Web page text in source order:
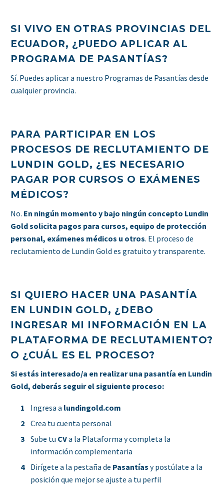
SI VIVO EN OTRAS PROVINCIAS DEL
ECUADOR, ¿PUEDO APLICAR AL
PROGRAMA DE PASANTÍAS?
Sí. Puedes aplicar a nuestro Programas de Pasantías desde
cualquier provincia.
PARA PARTICIPAR EN LOS
PROCESOS DE RECLUTAMIENTO DE
LUNDIN GOLD, ¿ES NECESARIO
PAGAR POR CURSOS O EXÁMENES
MÉDICOS?
No. En ningún momento y bajo ningún concepto Lundin
Gold solicita pagos para cursos, equipo de protección
personal, exámenes médicos u otros. El proceso de
reclutamiento de Lundin Gold es gratuito y transparente.
SI QUIERO HACER UNA PASANTÍA
EN LUNDIN GOLD, ¿DEBO
INGRESAR MI INFORMACIÓN EN LA
PLATAFORMA DE RECLUTAMIENTO?
O ¿CUÁL ES EL PROCESO?
Si estás interesado/a en realizar una pasantía en Lundin
Gold, deberás seguir el siguiente proceso:
Ingresa a lundingold.com
Crea tu cuenta personal
Sube tu CVa la Plataforma y completa la
información complementaria
Dirígete a la pestaña de Pasantías y postúlate a la
posición que mejor se ajuste a tu perfil